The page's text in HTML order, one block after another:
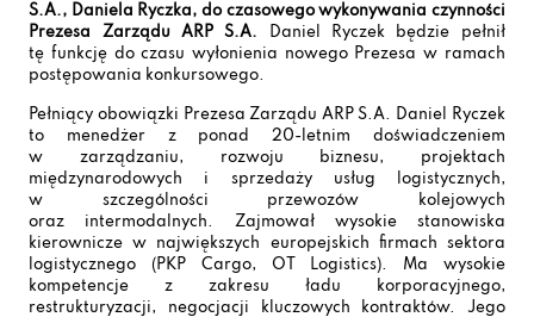
S.A., Daniela Ryczka, do czasowego wykonywania czynności
Prezesa Zarządu ARP S.A.
Daniel Ryczek będzie pełnił
tę funkcję do czasu wyłonienia nowego Prezesa w ramach
postępowania konkursowego.
Pełniący obowiązki Prezesa Zarządu ARP S.A. Daniel Ryczek
to menedżer z ponad 20-letnim doświadczeniem
w zarządzaniu, rozwoju biznesu, projektach
międzynarodowych i sprzedaży usług logistycznych,
w szczególności przewozów kolejowych
oraz intermodalnych. Zajmował wysokie stanowiska
kierownicze w największych europejskich firmach sektora
logistycznego (PKP Cargo, OT Logistics). Ma wysokie
kompetencje z zakresu ładu korporacyjnego,
restrukturyzacji, negocjacji kluczowych kontraktów. Jego